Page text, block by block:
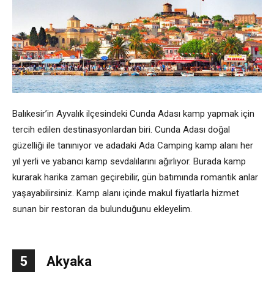
Balıkesir’in Ayvalık ilçesindeki Cunda Adası kamp yapmak için
tercih edilen destinasyonlardan biri. Cunda Adası doğal
güzelliği ile tanınıyor ve adadaki Ada Camping kamp alanı her
yıl yerli ve yabancı kamp sevdalılarını ağırlıyor. Burada kamp
kurarak harika zaman geçirebilir, gün batımında romantik anlar
yaşayabilirsiniz. Kamp alanı içinde makul fiyatlarla hizmet
sunan bir restoran da bulunduğunu ekleyelim.
5 Akyaka